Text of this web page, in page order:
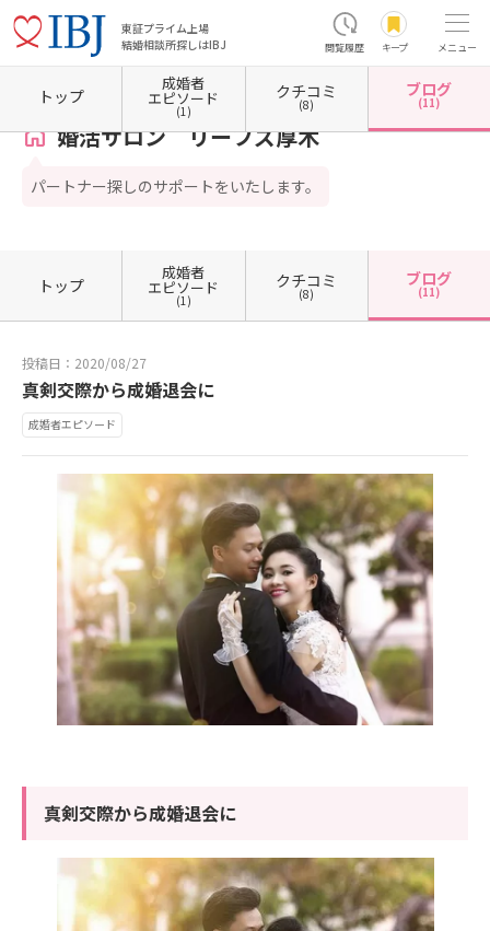
東証プライム上場
結婚相談所探しはIBJ
閲覧履歴 キープ メニュー
ホーム 神奈川県の結婚相談所 神奈川県厚木市 婚活サロン リーフズ厚木 カウンセラ
婚活サロン リーフズ厚木
パートナー探しのサポートをいたします。
トップ
成婚者
エピソード
(1)
クチコミ
(8)
ブログ
(11)
トップ
成婚者
エピソード
(1)
クチコミ
(8)
ブログ
(11)
投稿日：2020/08/27
真剣交際から成婚退会に
成婚者エピソード
真剣交際から成婚退会に